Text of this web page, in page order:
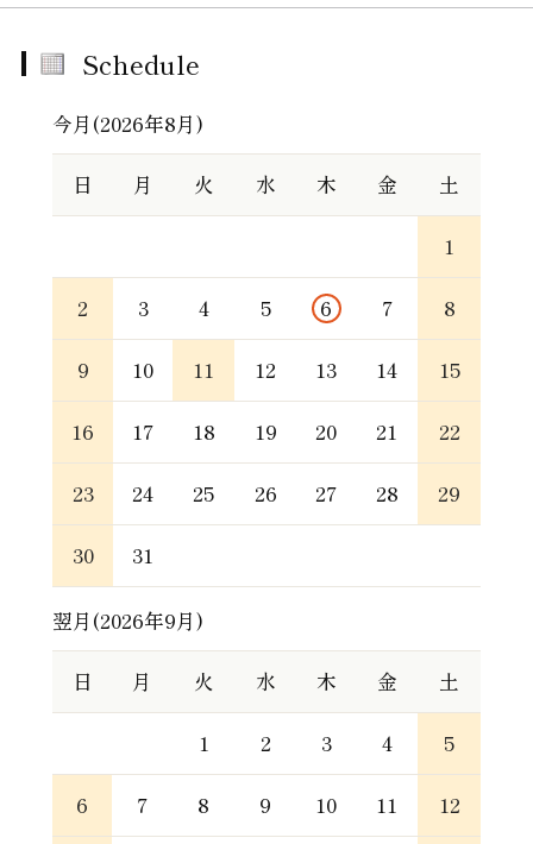
Schedule
今月(2026年8月)
日 月 火 水 木 金 土
1
2 3 4 5 6 7 8
9 10 11 12 13 14 15
16 17 18 19 20 21 22
23 24 25 26 27 28 29
30 31
翌月(2026年9月)
日 月 火 水 木 金 土
1 2 3 4 5
6 7 8 9 10 11 12